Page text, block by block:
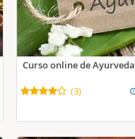
Curso online de Ayurveda
(3)